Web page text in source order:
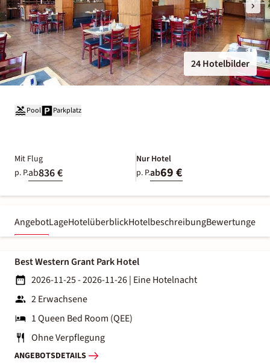
24 Hotelbilder
Pool Parkplatz
Mit Flug
p. P.ab836 €
Nur Hotel
p. P.ab69 €
AngebotLageHotelüberblickHotelbeschreibungBewertungen
Best Western Grant Park Hotel
2026-11-25 - 2026-11-26| Eine Hotelnacht
2 Erwachsene
1 Queen Bed Room (QEE)
Ohne Verpflegung
ANGEBOTSDETAILS